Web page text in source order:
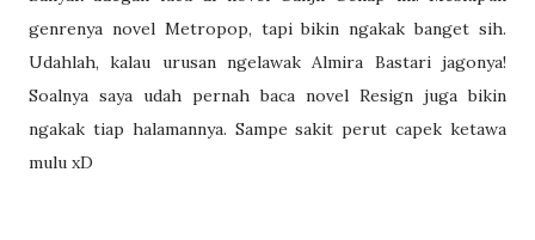
genrenya novel Metropop, tapi bikin ngakak banget sih.
Udahlah, kalau urusan ngelawak Almira Bastari jagonya!
Soalnya saya udah pernah baca novel Resign juga bikin
ngakak tiap halamannya. Sampe sakit perut capek ketawa
mulu xD